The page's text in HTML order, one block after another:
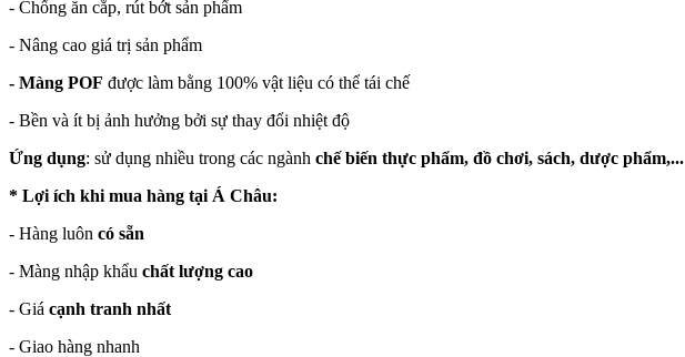
- Chống ăn cắp, rút bớt sản phẩm
- Nâng cao giá trị sản phẩm
- Màng POF được làm bằng 100% vật liệu có thể tái chế
- Bền và ít bị ảnh hưởng bởi sự thay đổi nhiệt độ
Ứng dụng: sử dụng nhiều trong các ngành chế biến thực phẩm, đồ chơi, sách, dược phẩm,...
* Lợi ích khi mua hàng tại Á Châu:
- Hàng luôn có sẵn
- Màng nhập khẩu chất lượng cao
- Giá cạnh tranh nhất
- Giao hàng nhanh